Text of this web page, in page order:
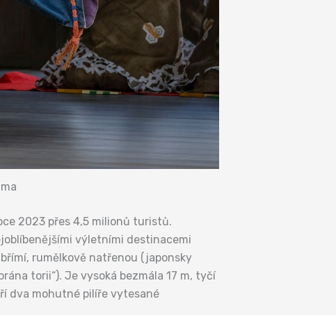
2023 přes 4,5 milionů turistů.
výletními destinacemi
rumělkově natřenou (japonsky
torii“). Je vysoká bezmála 17 m, tyčí
dva mohutné pilíře vytesané